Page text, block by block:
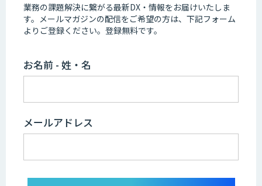
業務の課題解決に繋がる最新DX・情報をお届けいたしま
す。 メールマガジンの配信をご希望の方は、下記フォーム
よりご登録ください。登録無料です。
お名前 - 姓・名
メールアドレス